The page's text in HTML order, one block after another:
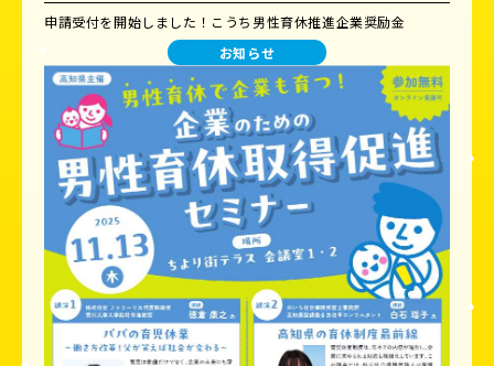
申請受付を開始しました！こうち男性育休推進企業奨励金
お知らせ